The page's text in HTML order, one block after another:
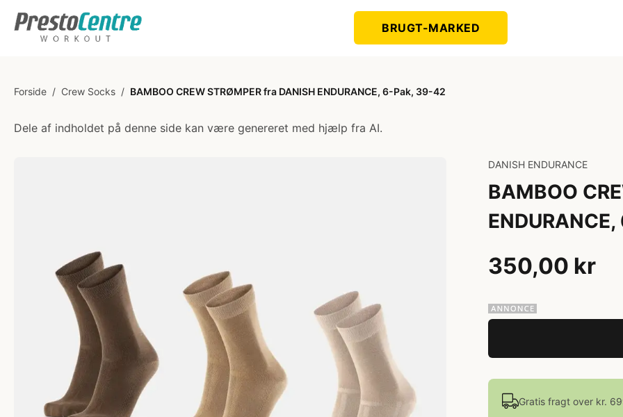
BRUGT-MARKED
Forside / Crew Socks / BAMBOO CREW STRØMPER fra DANISH ENDURANCE, 6-Pak, 39-42
Dele af indholdet på denne side kan være genereret med hjælp fra AI.
DANISH ENDURANCE
BAMBOO
350,00 kr
Gratis fragt over kr.